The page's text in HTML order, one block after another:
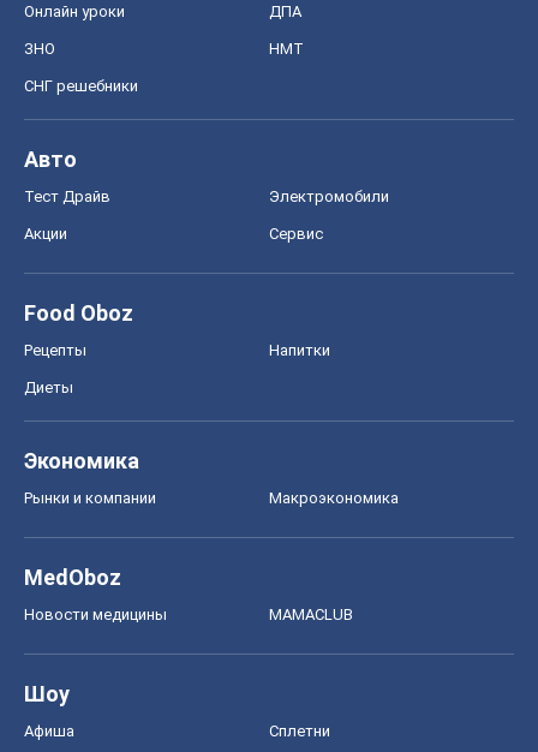
Онлайн уроки ДПА
ЗНО НМТ
СНГ решебники
Авто
Тест Драйв Электромобили
Акции Сервис
Food Oboz
Рецепты Напитки
Диеты
Экономика
Рынки и компании Mакроэкономика
MedOboz
Новости медицины MAMACLUB
Шоу
Афиша Сплетни